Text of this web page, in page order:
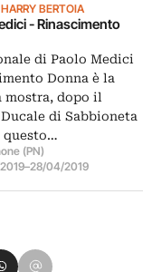
BERTOIA
- Rinascimento
di Paolo Medici
Donna è la
mostra, dopo il
di Sabbioneta
questo…
(PN)
–28/04/2019
su Pinterest
su WhatsApp
Condividi su Email